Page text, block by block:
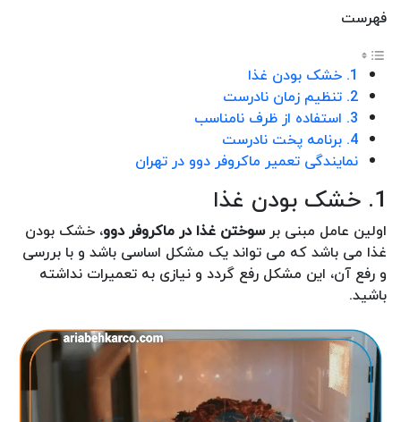
فهرست
1. خشک بودن غذا
2. تنظیم زمان نادرست
3. استفاده از ظرف نامناسب
4. برنامه پخت نادرست
نمایندگی تعمیر ماکروفر دوو در تهران
1. خشک بودن غذا
اولین عامل مبنی برسوختن غذا در ماکروفر دوو، خشک بودن
غذا می باشد که می تواند یک مشکل اساسی باشد و با بررسی
و رفع آن، این مشکل رفع گردد و نیازی به تعمیرات نداشته
باشید.